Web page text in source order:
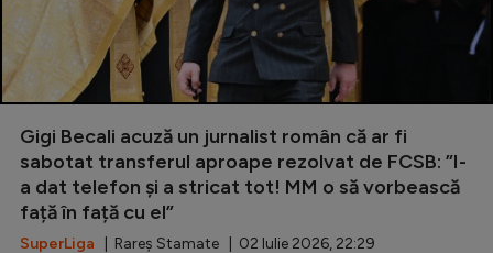
Gigi Becali acuză un jurnalist român că ar fi
sabotat transferul aproape rezolvat de FCSB: ”I-
a dat telefon și a stricat tot! MM o să vorbească
față în față cu el”
SuperLiga | Rareș Stamate | 02 Iulie 2026, 22:29